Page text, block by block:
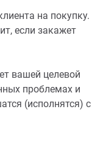
на покупку.
если закажет
вашей целевой
проблемах и
(исполнятся) с